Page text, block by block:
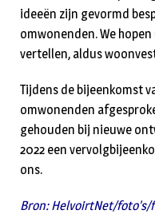
ideeën zijn gevormd
omwonenden. We
vertellen, aldus
Tijdens de bijeenkomst
omwonenden
gehouden bij nieuwe
2022 een
ons.
Bron: HelvoirtNet/foto’s/